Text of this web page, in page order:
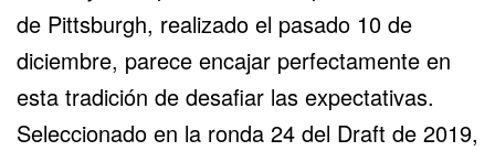
de Pittsburgh, realizado el pasado 10 de
diciembre, parece encajar perfectamente en
esta tradición de desafiar las expectativas.
Seleccionado en la ronda 24 del Draft de 2019,